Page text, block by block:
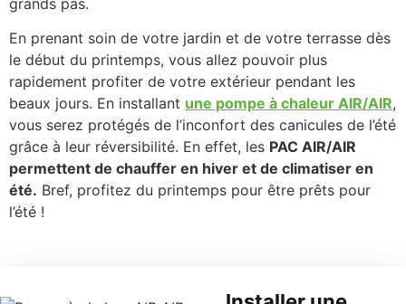
grands pas.
En prenant soin de votre jardin et de votre terrasse dès
le début du printemps, vous allez pouvoir plus
rapidement profiter de votre extérieur pendant les
beaux jours. En installant une pompe à chaleur AIR/AIR,
vous serez protégés de l’inconfort des canicules de l’été
grâce à leur réversibilité. En effet, les PAC AIR/AIR
permettent de chauffer en hiver et de climatiser en
été. Bref, profitez du printemps pour être prêts pour
l’été !